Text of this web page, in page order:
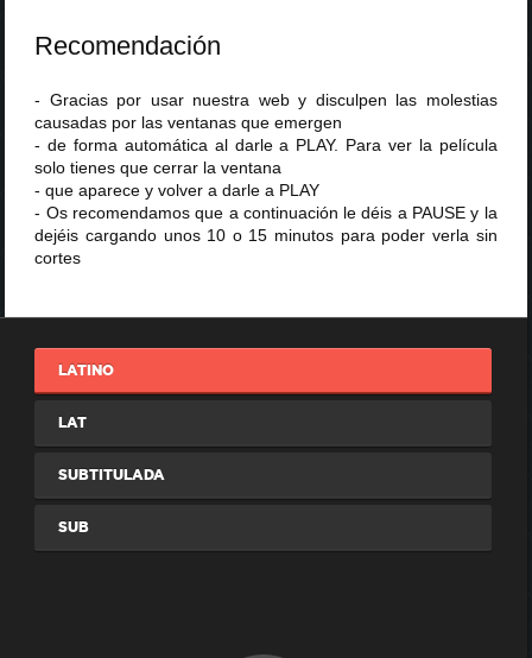
Recomendación
- Gracias por usar nuestra web y disculpen las molestias
causadas por las ventanas que emergen
- de forma automática al darle a PLAY. Para ver la película
solo tienes que cerrar la ventana
- que aparece y volver a darle a PLAY
- Os recomendamos que a continuación le déis a PAUSE y la
dejéis cargando unos 10 o 15 minutos para poder verla sin
cortes
LATINO
LAT
SUBTITULADA
SUB